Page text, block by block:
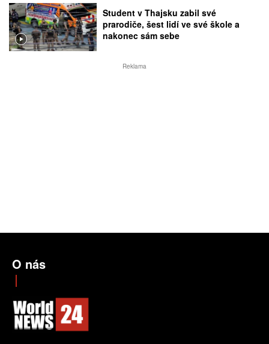
Student v Thajsku zabil své
prarodiče, šest lidí ve své škole a
nakonec sám sebe
Reklama
O nás